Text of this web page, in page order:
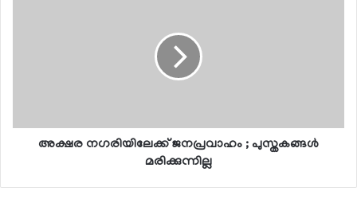
അക്ഷര നഗരിയിലേക്ക് ജനപ്രവാഹം ; പുസ്തകങ്ങള്‍
മരിക്കുന്നില്ല